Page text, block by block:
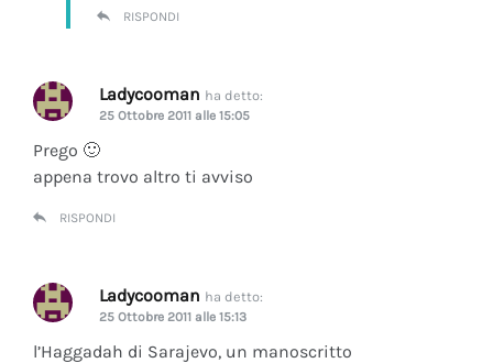
RISPONDI
Ladycooman ha detto:
25 Ottobre 2011 alle 15:05
Prego 🙂
appena trovo altro ti avviso
RISPONDI
Ladycooman ha detto:
25 Ottobre 2011 alle 15:13
l’Haggadah di Sarajevo, un manoscritto